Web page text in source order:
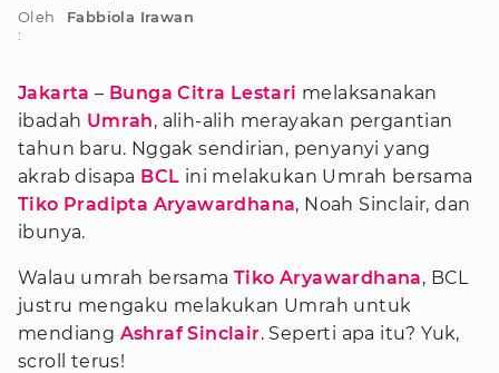
Oleh
:
Fabbiola Irawan
Jakarta – Bunga Citra Lestari melaksanakan
ibadah Umrah, alih-alih merayakan pergantian
tahun baru. Nggak sendirian, penyanyi yang
akrab disapa BCL ini melakukan Umrah bersama
Tiko Pradipta Aryawardhana, Noah Sinclair, dan
ibunya.
Walau umrah bersama Tiko Aryawardhana, BCL
justru mengaku melakukan Umrah untuk
mendiang Ashraf Sinclair. Seperti apa itu? Yuk,
scroll terus!